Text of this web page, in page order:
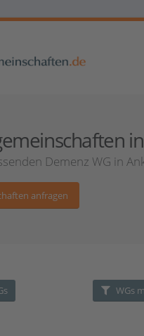
Demenz WG in
anfragen
WGs